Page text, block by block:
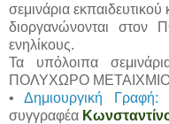
σεμινάρια
διοργανώνονται στον
ενηλίκους.
Τα υπόλοιπα
ΠΟΛΥΧΩΡΟ ΜΕΤΑΙΧΜΙΟ
•Δημιουργική
συγγραφέα